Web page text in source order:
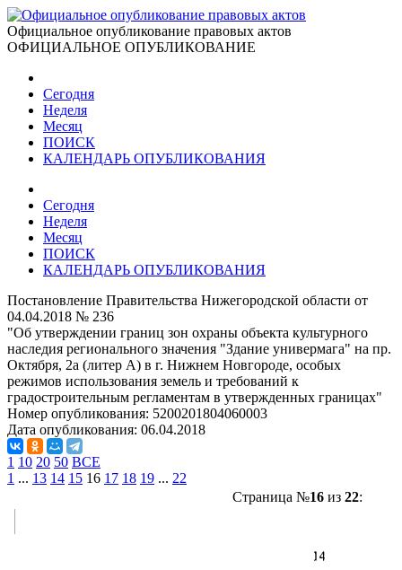
Официальное опубликование правовых актов
ОФИЦИАЛЬНОЕ ОПУБЛИКОВАНИЕ
Сегодня
Неделя
Месяц
ПОИСК
КАЛЕНДАРЬ ОПУБЛИКОВАНИЯ
Сегодня
Неделя
Месяц
ПОИСК
КАЛЕНДАРЬ ОПУБЛИКОВАНИЯ
Постановление Правительства Нижегородской области от
04.04.2018 № 236
"Об утверждении границ зон охраны объекта культурного
наследия регионального значения "Здание универмага" на пр.
Октября, 2а (литер А) в г. Нижнем Новгороде, особых
режимов использования земель и требований к
градостроительным регламентам в утвержденных границах"
Номер опубликования: 5200201804060003
Дата опубликования: 06.04.2018
1 10 20 50 ВСЕ
1 ... 13 14 15 16 17 18 19 ... 22
Страница №16из 22: